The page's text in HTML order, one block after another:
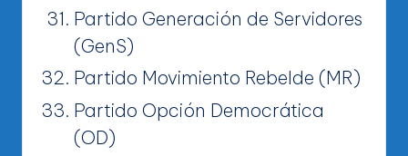
Partido Generación de Servidores
(GenS)
Partido Movimiento Rebelde (MR)
Partido Opción Democrática
(OD)